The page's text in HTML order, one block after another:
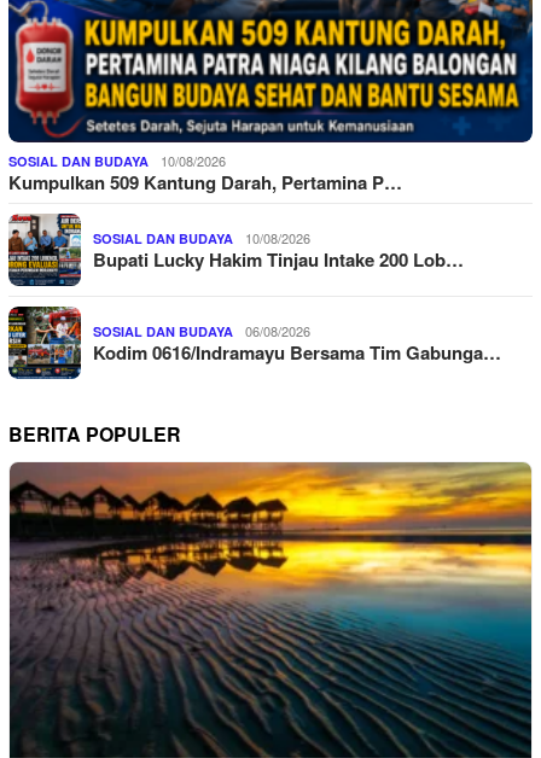
SOSIAL DAN BUDAYA 10/08/2026
Kumpulkan 509 Kantung Darah, Pertamina P…
SOSIAL DAN BUDAYA 10/08/2026
Bupati Lucky Hakim Tinjau Intake 200 Lob…
SOSIAL DAN BUDAYA 06/08/2026
Kodim 0616/Indramayu Bersama Tim Gabunga…
BERITA POPULER